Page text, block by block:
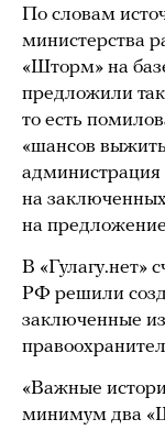
По словам
министерства
«Шторм» на
предложили
то есть
«шансов
администрация
на
на
В «Гулагу.нет»
РФ решили
заключенные
«Важные
минимум два